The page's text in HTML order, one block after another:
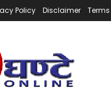
Policy Disclaimer